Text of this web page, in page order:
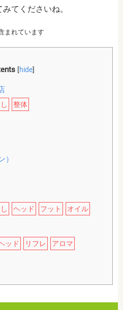
てくださいね。
まれています
[hide]
整体
ヘッド フット オイル
ッド リフレ アロマ